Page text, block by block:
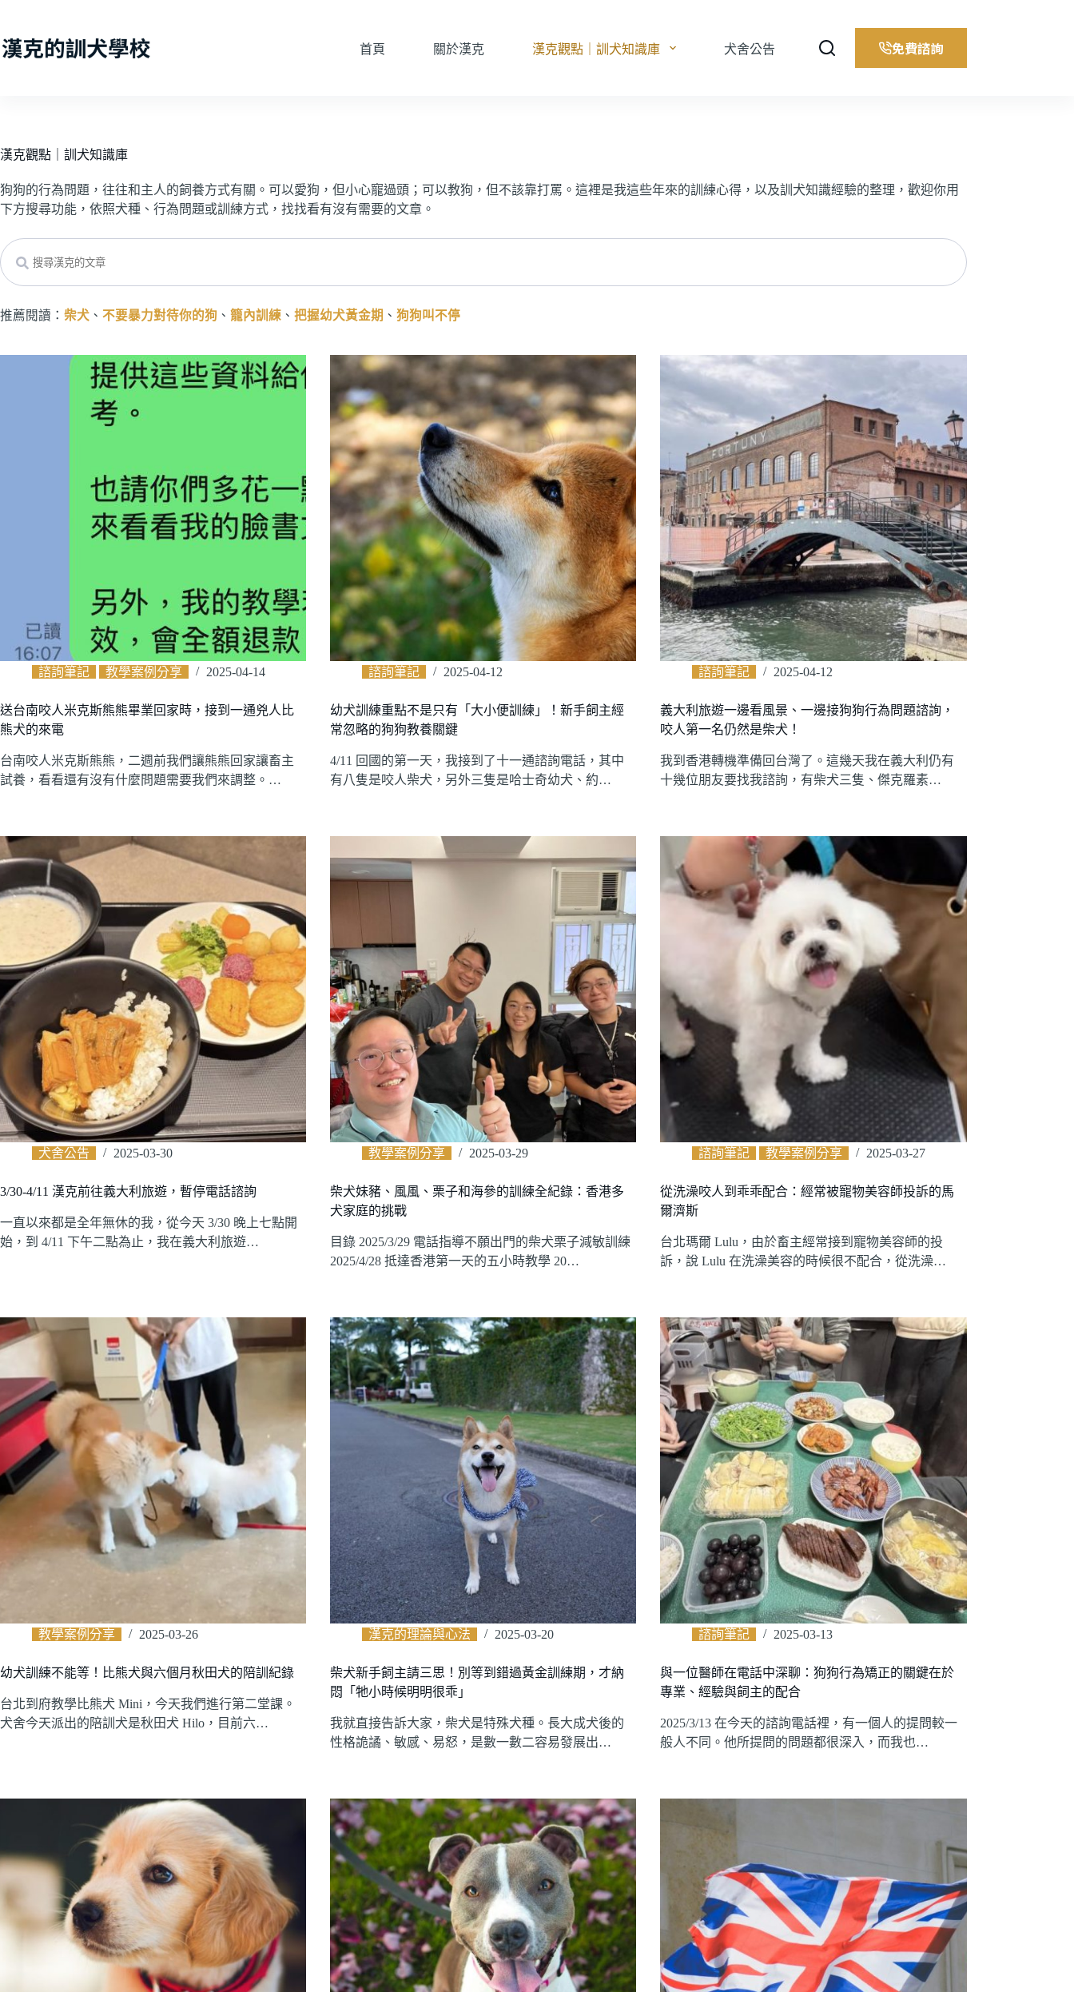
主
首頁 關於漢克 漢克觀點｜訓犬知識庫 犬舍公告 免費諮詢
漢克觀點｜訓犬知識庫
狗狗的行為問題，往往和主人的飼養方式有關。可以愛狗，但小心寵過頭；可以教狗，但不該靠打罵。這裡是我這些年來的訓練心得，以及訓犬知識經驗的整理，歡迎你用
下方搜尋功能，依照犬種、行為問題或訓練方式，找找看有沒有需要的文章。
Search
推薦閱讀： 柴犬 、 不要暴力對待你的狗 、 籠內訓練 、 把握幼犬黃金期 、 狗狗叫不停
諮詢筆記 教學案例分享 2025-04-14
送台南咬人米克斯熊熊畢業回家時，接到一通兇人比
熊犬的來電
台南咬人米克斯熊熊，二週前我們讓熊熊回家讓畜主
試養，看看還有沒有什麼問題需要我們來調整。…
諮詢筆記 2025-04-12
幼犬訓練重點不是只有「大小便訓練」！新手飼主經
常忽略的狗狗教養關鍵
4/11 回國的第一天，我接到了十一通諮詢電話，其中
有八隻是咬人柴犬，另外三隻是哈士奇幼犬、約…
諮詢筆記 2025-04-12
義大利旅遊一邊看風景、一邊接狗狗行為問題諮詢，
咬人第一名仍然是柴犬！
我到香港轉機準備回台灣了。這幾天我在義大利仍有
十幾位朋友要找我諮詢，有柴犬三隻、傑克羅素…
犬舍公告 2025-03-30
3/30-4/11 漢克前往義大利旅遊，暫停電話諮詢
一直以來都是全年無休的我，從今天 3/30 晚上七點開
始，到 4/11 下午二點為止，我在義大利旅遊…
教學案例分享 2025-03-29
柴犬妹豬、風風、栗子和海參的訓練全紀錄：香港多
犬家庭的挑戰
目錄 2025/3/29 電話指導不願出門的柴犬栗子減敏訓練
2025/4/28 抵達香港第一天的五小時教學 20…
諮詢筆記 教學案例分享 2025-03-27
從洗澡咬人到乖乖配合：經常被寵物美容師投訴的馬
爾濟斯
台北瑪爾 Lulu，由於畜主經常接到寵物美容師的投
訴，說 Lulu 在洗澡美容的時候很不配合，從洗澡…
教學案例分享 2025-03-26
幼犬訓練不能等！比熊犬與六個月秋田犬的陪訓紀錄
台北到府教學比熊犬 Mini，今天我們進行第二堂課。
犬舍今天派出的陪訓犬是秋田犬 Hilo，目前六…
漢克的理論與心法 2025-03-20
柴犬新手飼主請三思！別等到錯過黃金訓練期，才納
悶「牠小時候明明很乖」
我就直接告訴大家，柴犬是特殊犬種。長大成犬後的
性格詭譎、敏感、易怒，是數一數二容易發展出…
諮詢筆記 2025-03-13
與一位醫師在電話中深聊：狗狗行為矯正的關鍵在於
專業、經驗與飼主的配合
2025/3/13 在今天的諮詢電話裡，有一個人的提問較一
般人不同。他所提問的問題都很深入，而我也…